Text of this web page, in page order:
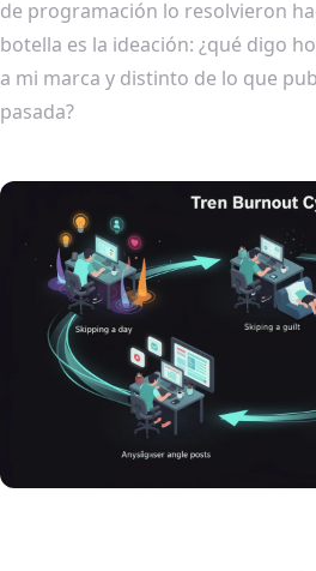
de programación lo resolvieron
botella es la ideación: ¿qué digo
a mi marca y distinto de lo que
pasada?